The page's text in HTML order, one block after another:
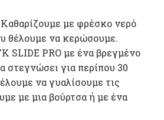
με φρέσκο νερό
θέλουμε να κερώσουμε.
SLIDE PRO με ένα βρεγμένο
στεγνώσει για περίπου 30
να γυαλίσουμε τις
με μια βούρτσα ή με ένα